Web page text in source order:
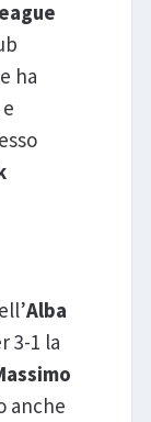
ha
Alba
3-1 la
anche